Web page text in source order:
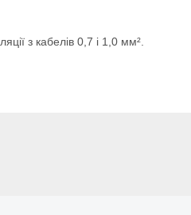
з кабелів 0,7 і 1,0 мм².